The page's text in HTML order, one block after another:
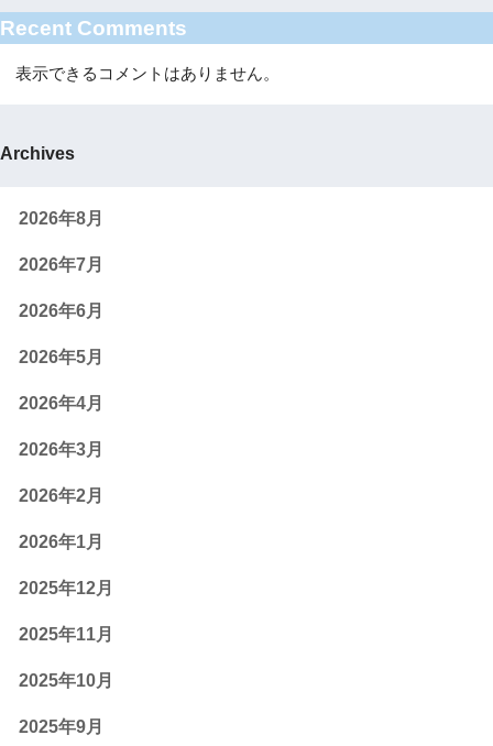
Recent Comments
表示できるコメントはありません。
Archives
2026年8月
2026年7月
2026年6月
2026年5月
2026年4月
2026年3月
2026年2月
2026年1月
2025年12月
2025年11月
2025年10月
2025年9月